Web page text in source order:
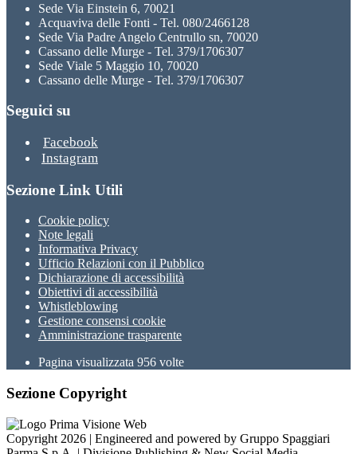
Sede Via Einstein 6, 70021
Acquaviva delle Fonti - Tel. 080/2466128
Sede Via Padre Angelo Centrullo sn, 70020
Cassano delle Murge - Tel. 379/1706307
Sede Viale 5 Maggio 10, 70020
Cassano delle Murge - Tel. 379/1706307
Seguici su
Facebook
Instagram
Sezione Link Utili
Cookie policy
Note legali
Informativa Privacy
Ufficio Relazioni con il Pubblico
Dichiarazione di accessibilità
Obiettivi di accessibilità
Whistleblowing
Gestione consensi cookie
Amministrazione trasparente
Pagina visualizzata 956 volte
Sezione Copyright
Copyright 2026 | Engineered and powered by Gruppo Spaggiari